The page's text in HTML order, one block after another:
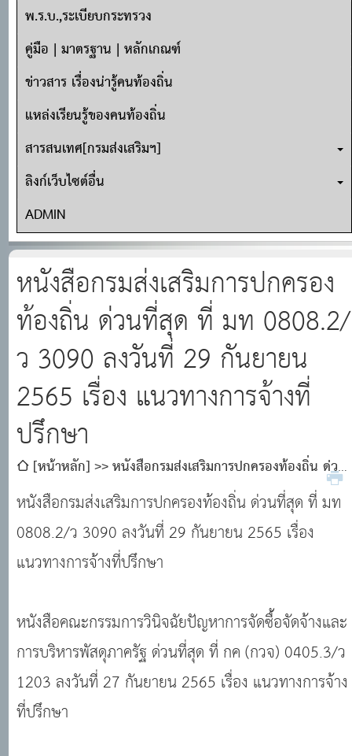
พ.ร.บ.,ระเบียบกระทรวง
คู่มือ | มาตรฐาน | หลักเกณฑ์
ข่าวสาร เรื่องน่ารู้คนท้องถิ่น
แหล่งเรียนรู้ของคนท้องถิ่น
สารสนเทศ[กรมส่งเสริมฯ]
ลิงก์เว็บไซต์อื่น
ADMIN
หนังสือกรมส่งเสริมการปกครอง
ท้องถิ่น ด่วนที่สุด ที่ มท 0808.2/
ว 3090 ลงวันที่ 29 กันยายน
2565 เรื่อง แนวทางการจ้างที่
ปรึกษา
[หน้าหลัก]
หนังสือกรมส่งเสริมการปกครองท้องถิ่น ด่วน
ที่สุด ที่ มท 0808.2/ว 3090 ลงวันที่ 29 กันยายน 2565 เรื่อง
แนวทางการจ้างที่ปรึกษา
หนังสือกรมส่งเสริมการปกครองท้องถิ่น ด่วนที่สุด ที่ มท
0808.2/ว 3090 ลงวันที่ 29 กันยายน 2565 เรื่อง
แนวทางการจ้างที่ปรึกษา
หนังสือคณะกรรมการวินิจฉัยปัญหาการจัดซื้อจัดจ้างและ
การบริหารพัสดุภาครัฐ ด่วนที่สุด ที่ กค (กวจ) 0405.3/ว
1203 ลงวันที่ 27 กันยายน 2565 เรื่อง แนวทางการจ้าง
ที่ปรึกษา